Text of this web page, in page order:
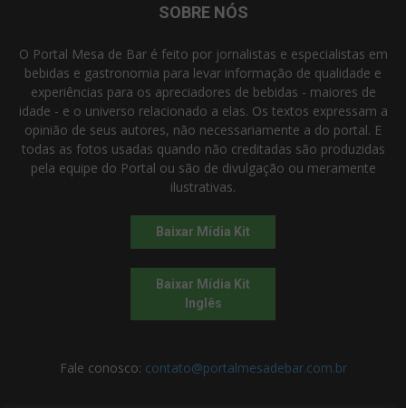
SOBRE NÓS
O Portal Mesa de Bar é feito por jornalistas e especialistas em
bebidas e gastronomia para levar informação de qualidade e
experiências para os apreciadores de bebidas - maiores de
idade - e o universo relacionado a elas. Os textos expressam a
opinião de seus autores, não necessariamente a do portal. E
todas as fotos usadas quando não creditadas são produzidas
pela equipe do Portal ou são de divulgação ou meramente
ilustrativas.
Baixar Mídia Kit
Baixar Mídia Kit
Inglês
Fale conosco: contato@portalmesadebar.com.br